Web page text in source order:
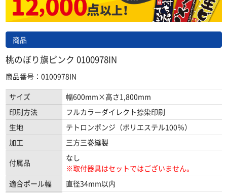
商品
桃のぼり旗ピンク 0100978IN
商品番号：0100978IN
サイズ
幅600mm×高さ1,800mm
印刷方法
フルカラーダイレクト捺染印刷
生地
テトロンポンジ（ポリエステル100％）
加工
三方三巻縫製
付属品
なし
※取付器具はセットではございません。
適合ポール幅
直径34mm以内